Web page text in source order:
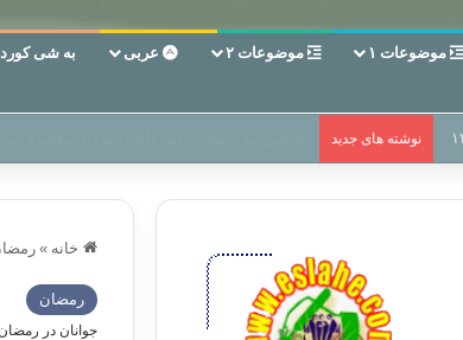
موضوعات ۱ موضوعات ۲ عربی به شی
نوشته های جدید
خانه »
رمضان
جوانان در